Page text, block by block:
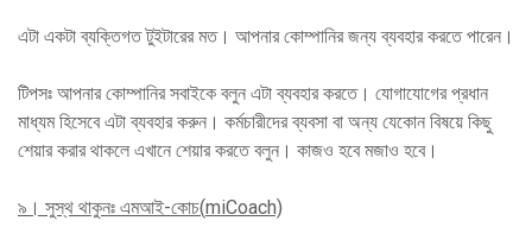
এটা একটা ব্যক্তিগত টুইটারের মত। আপনার কোম্পানির জন্য ব্যবহার করতে পারেন।
টিপসঃ আপনার কোম্পানির সবাইকে বলুন এটা ব্যবহার করতে। যোগাযোগের প্রধান
মাধ্যম হিসেবে এটা ব্যবহার করুন। কর্মচারীদের ব্যবসা বা অন্য যেকোন বিষয়ে কিছু
শেয়ার করার থাকলে এখানে শেয়ার করতে বলুন। কাজও হবে মজাও হবে।
৯। সুস্থ থাকুনঃ এমআই-কোচ(miCoach)